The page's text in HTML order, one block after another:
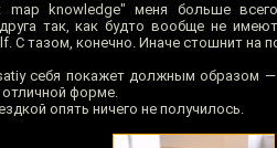
knowledge" меня больше
так, как будто вообще не
С тазом, конечно. Иначе стошнит на
себя покажет должным образом
форме.
опять ничего не получилось.